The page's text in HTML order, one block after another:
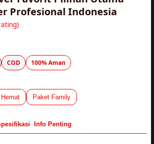
Profesional Indonesia
COD 100% Aman
Paket Family
Info Penting